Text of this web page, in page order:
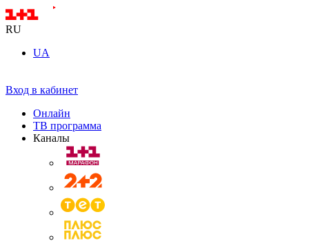
RU
UA
Вход в кабинет
Онлайн
ТВ программа
Каналы